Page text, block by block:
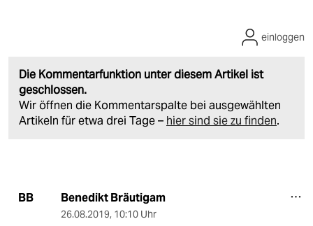
Die Kommentarfunktion unter diesem Artikel ist
geschlossen.
Wir öffnen die Kommentarspalte bei ausgewählten
Artikeln für etwa drei Tage – hier sind sie zu finden.
einloggen
BB Benedikt Bräutigam
26.08.2019, 10:10 Uhr